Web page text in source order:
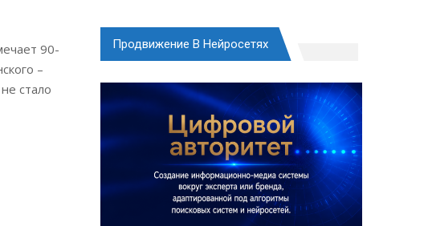
90-
–
стало
Продвижение В Нейросетях